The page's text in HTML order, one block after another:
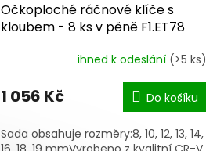
Očkoploché ráčnové klíče s
kloubem - 8 ks v pěně F1.ET78
ihned k odeslání (>5 ks)
1 056 Kč Do košíku
Sada obsahuje rozměry:8, 10, 12, 13, 14,